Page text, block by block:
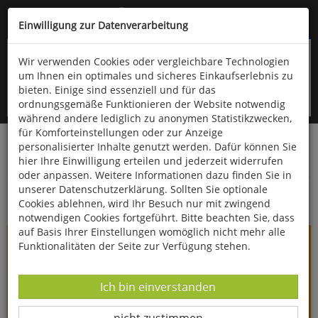
Kompletten Head der Seite überspringen
oder (06766) 9323-960
Startseite Bücher Quelle & Meyer Verlag
Flora
Garten-, Nutz- und Zierpflanzen
Bonsai - Gestalten mit heimischen Gehölzen
Einwilligung zur Datenverarbeitung
Wir verwenden Cookies oder vergleichbare Technologien
um Ihnen ein optimales und sicheres Einkaufserlebnis zu
bieten. Einige sind essenziell und für das
ordnungsgemäße Funktionieren der Website notwendig
während andere lediglich zu anonymen Statistikzwecken,
für Komforteinstellungen oder zur Anzeige
personalisierter Inhalte genutzt werden. Dafür können Sie
hier Ihre Einwilligung erteilen und jederzeit widerrufen
oder anpassen. Weitere Informationen dazu finden Sie in
unserer Datenschutzerklärung. Sollten Sie optionale
Cookies ablehnen, wird Ihr Besuch nur mit zwingend
notwendigen Cookies fortgeführt. Bitte beachten Sie, dass
auf Basis Ihrer Einstellungen womöglich nicht mehr alle
Funktionalitäten der Seite zur Verfügung stehen.
Datenverarbeitung -
Ich bin einverstanden